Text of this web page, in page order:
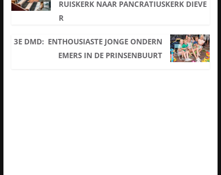
RUISKERK NAAR PANCRATIUSKERK DIEVE
R
3E DMD: ENTHOUSIASTE JONGE ONDERN
EMERS IN DE PRINSENBUURT